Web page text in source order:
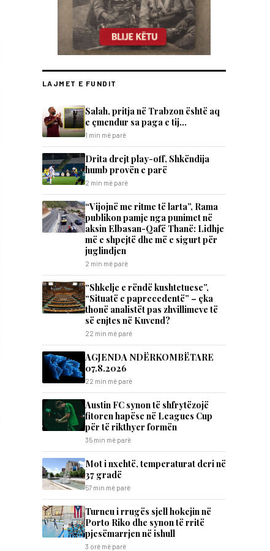
LAJMET E FUNDIT
Salah, pritja në Trabzon është aq
e çmendur sa paga e tij…
1 min më parë
Drita drejt play-off, Shkëndija
humb provën e parë
2 min më parë
“Vijojnë me ritme të larta”, Rama
publikon pamje nga punimet në
aksin Elbasan-Qafë Thanë: Lidhje
më e shpejtë dhe më e sigurt për
juglindjen
2 min më parë
“Shkelje e rëndë kushtetuese”,
“Situatë e paprecedentë” – çka
thonë analistët pas zhvillimeve të
së enjtes në Kuvend?
22 min më parë
AGJENDA NDËRKOMBËTARE
07.8.2026
22 min më parë
Austin FC synon të shfrytëzojë
fitoren hapëse në Leagues Cup
për të rikthyer formën
35 min më parë
Mot i nxehtë, temperaturat deri në
37 gradë
57 min më parë
Turneu i rrugës sjell hokejin në
Porto Riko dhe synon të rritë
pjesëmarrjen në ishull
3 orë më parë